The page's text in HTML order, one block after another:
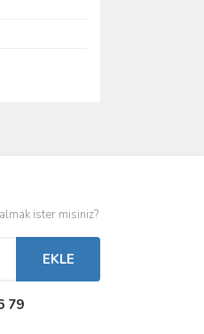
ister misiniz?
EKLE
79